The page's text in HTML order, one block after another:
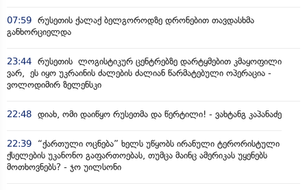
07:59 რუსეთის ქალაქ ბელგოროდზე დრონებით თავდასხმა
განხორციელდა
23:44 რუსეთის ლოგისტიკურ ცენტრებზე დარტყმებით კმაყოფილი
ვარ, ეს იყო უკრაინის ძალების ძალიან წარმატებული ოპერაცია -
ვოლოდიმირ ზელენსკი
22:48 დიახ, ომი დაიწყო რუსეთმა და წერტილი! - ვახტანგ კაპანაძე
22:39
“ქართული ოცნება” ხელს უწყობს ირანული ტერორისტული
ქსელების უკანონო გაფართოებას, თუმცა მაინც ამერიკას უყენებს
მოთხოვნებს? - ჯო უილსონი